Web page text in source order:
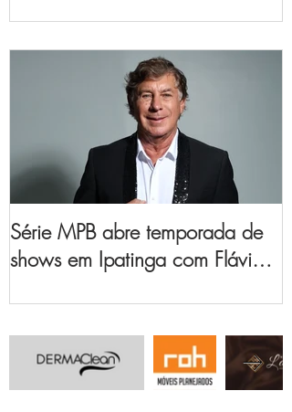
Série MPB abre temporada de
shows em Ipatinga com Flávio